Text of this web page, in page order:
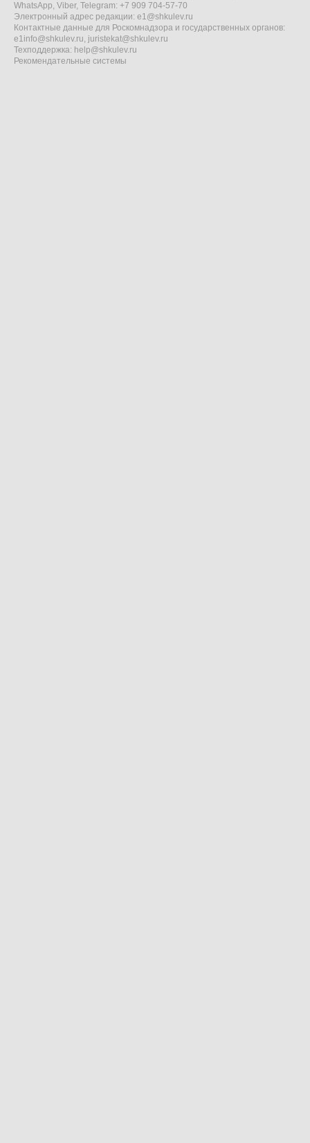
WhatsApp, Viber, Telegram: +7 909 704-57-70
Электронный адрес редакции: e1@shkulev.ru
Контактные данные для Роскомнадзора и государственных органов:
e1info@shkulev.ru, juristekat@shkulev.ru
Техподдержка: help@shkulev.ru
Рекомендательные системы